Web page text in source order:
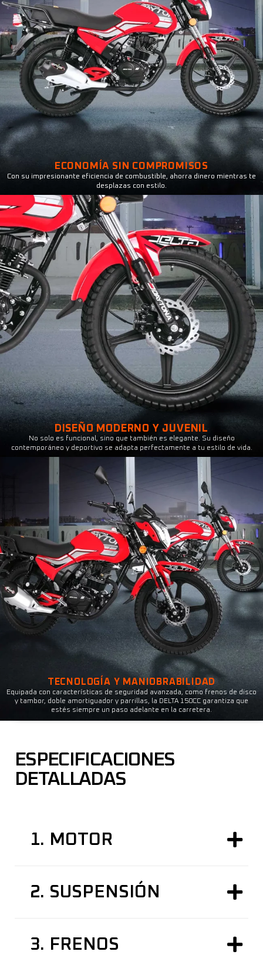
ECONOMÍA SIN COMPROMISOS
Con su impresionante eficiencia de combustible, ahorra dinero mientras te
desplazas con estilo.
DISEÑO MODERNO Y JUVENIL
No solo es funcional, sino que también es elegante. Su diseño
contemporáneo y deportivo se adapta perfectamente a tu estilo de vida.
TECNOLOGÍA Y MANIOBRABILIDAD
Equipada con características de seguridad avanzada, como frenos de disco
y tambor, doble amortiguador y parrillas, la DELTA 150CC garantiza que
estés siempre un paso adelante en la carretera.
ESPECIFICACIONES
DETALLADAS
1. MOTOR
2. SUSPENSIÓN
3. FRENOS